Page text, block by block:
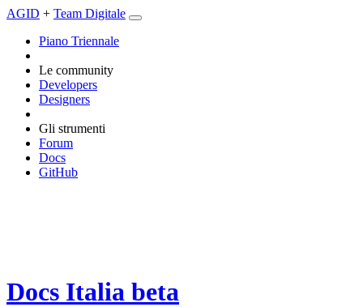
AGID + Team Digitale
Piano Triennale
Le community
Developers
Designers
Gli strumenti
Forum
Docs
GitHub
Docs Italia beta